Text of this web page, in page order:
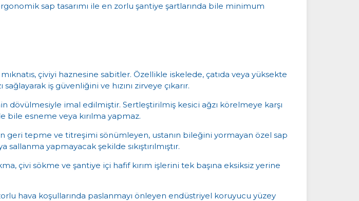
sap tasarımı ile en zorlu şantiye şartlarında bile minimum
çiviyi haznesine sabitler. Özellikle iskelede, çatıda veya yüksekte
iş güvenliğini ve hızını zirveye çıkarır.
dövülmesiyle imal edilmiştir. Sertleştirilmiş kesici ağzı körelmeye karşı
bile esneme veya kırılma yapmaz.
geri tepme ve titreşimi sönümleyen, ustanın bileğini yormayan özel sap
yapmayacak şekilde sıkıştırılmıştır.
çivi sökme ve şantiye içi hafif kırım işlerini tek başına eksiksiz yerine
hava koşullarında paslanmayı önleyen endüstriyel koruyucu yüzey